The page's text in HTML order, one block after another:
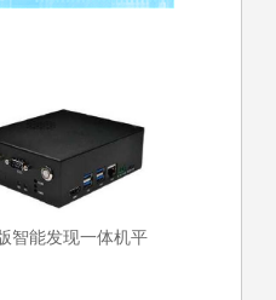
智能发现一体机平